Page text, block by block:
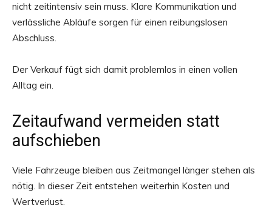
nicht zeitintensiv sein muss. Klare Kommunikation und
verlässliche Abläufe sorgen für einen reibungslosen
Abschluss.
Der Verkauf fügt sich damit problemlos in einen vollen
Alltag ein.
Zeitaufwand vermeiden statt
aufschieben
Viele Fahrzeuge bleiben aus Zeitmangel länger stehen als
nötig. In dieser Zeit entstehen weiterhin Kosten und
Wertverlust.